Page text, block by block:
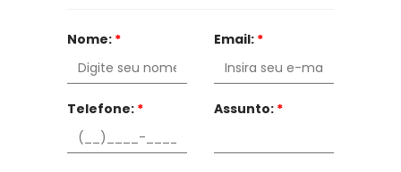
Nome: * Email: *
Telefone: * Assunto: *